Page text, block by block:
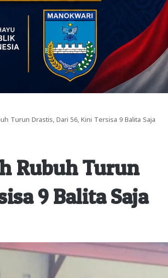
Turun Drastis, Dari 56, Kini Tersisa 9 Balita Saja
Rubuh Turun
9 Balita Saja